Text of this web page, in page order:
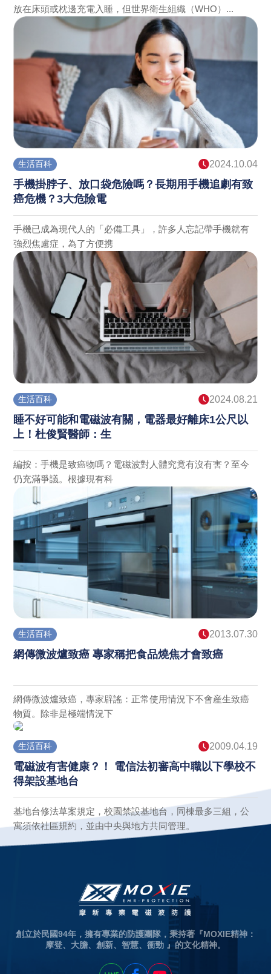
放在床頭或枕邊充電入睡，但世界衛生組織（WHO）...
生活百科 2024.10.04
手機掛脖子、放口袋危險嗎？長期用手機追劇有致
癌危機？3大危險電
手機已成為現代人的「必備工具」，許多人忘記帶手機就有
強烈焦慮症，為了方便携
生活百科 2024.08.21
睡不好可能和電磁波有關，電器最好離床1公尺以
上！杜俊賢醫師：生
編按：手機是致癌物嗎？電磁波對人體究竟有沒有害？至今
仍充滿爭議。根據現有科
生活百科 2013.07.30
網傳微波爐致癌 專家稱把食品燒焦才會致癌
網傳微波爐致癌，專家辟謠：正常使用情況下不會産生致癌
物質。除非是極端情況下
生活百科 2009.04.19
電磁波有害健康？！ 電信法初審高中職以下學校不
得架設基地台
基地台修法草案規定，校園禁設基地台，同棟最多三組，公
寓須依社區規約，並由中央與地方共同管理。
創立於民國94年，擁有專業的防護團隊，秉持著『MOXIE精神：
摩登、大膽、創新、智慧、衝勁 』的文化精神。